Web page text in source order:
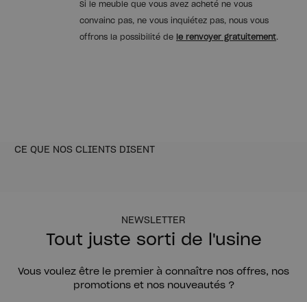
Si le meuble que vous avez acheté ne vous
convainc pas, ne vous inquiétez pas, nous vous
offrons la possibilité de le renvoyer gratuitement.
CE QUE NOS CLIENTS DISENT
NEWSLETTER
Tout juste sorti de l'usine
Vous voulez être le premier à connaître nos offres, nos
promotions et nos nouveautés ?